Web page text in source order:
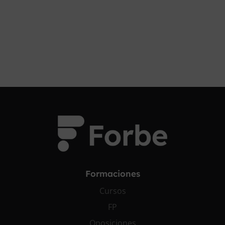
Formaciones
Cursos
FP